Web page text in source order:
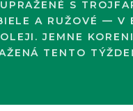
S
A RUŽOVÉ — V
JEMNE
TENTO